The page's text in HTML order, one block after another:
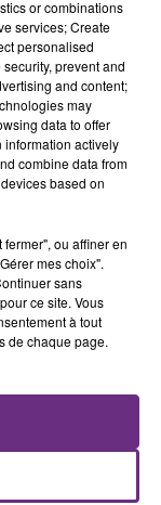
WARREN
Dream
or combinations
services; Create
personalised
prevent and
and content;
may
data to offer
information actively
combine data from
based on
ou affiner en
mes choix".
sans
ce site. Vous
à tout
de chaque page.